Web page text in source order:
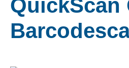
QuickScan